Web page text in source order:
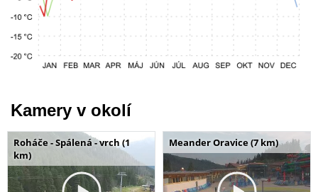
Kamery v okolí
Roháče - Spálená - vrch (1
km)
Meander Oravice (7 km)